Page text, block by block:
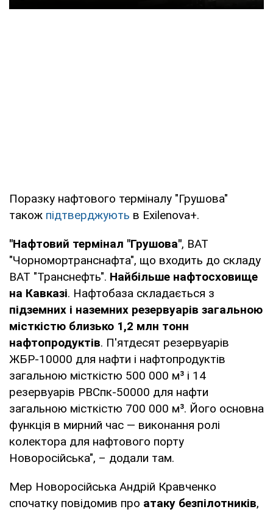
Поразку нафтового терміналу "Грушова"
також підтверджують в Exilenova+.
"Нафтовий термінал "Грушова", ВАТ
"Чорномортранснафта", що входить до складу
ВАТ "Транснефть". Найбільше нафтосховище
на Кавказі. Нафтобаза складається з
підземних і наземних резервуарів загальною
місткістю близько 1,2 млн тонн
нафтопродуктів. П'ятдесят резервуарів
ЖБР-10000 для нафти і нафтопродуктів
загальною місткістю 500 000 м³ і 14
резервуарів РВСпк-50000 для нафти
загальною місткістю 700 000 м³. Його основна
функція в мирний час — виконання ролі
колектора для нафтового порту
Новоросійська", – додали там.
Мер Новоросійська Андрій Кравченко
спочатку повідомив про атаку безпілотників,